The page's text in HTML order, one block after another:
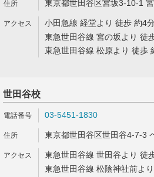
東京都世田谷区宮坂3-10-1
小田急線 経堂より 徒歩 約4
東急世田谷線 宮の坂より 徒
東急世田谷線 松原より 徒歩
世田谷校
03-5451-1830
東京都世田谷区世田谷4-7-3
東急世田谷線 世田谷より 徒
東急世田谷線 松陰神社前よ